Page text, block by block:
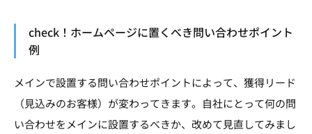
check！ホームページに置くべき問い合わせポイント
例
メインで設置する問い合わせポイントによって、獲得リード
（見込みのお客様）が変わってきます。自社にとって何の問
い合わせをメインに設置するべきか、改めて見直してみまし